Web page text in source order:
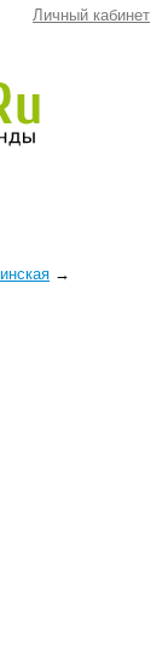
Личный кабинет
→